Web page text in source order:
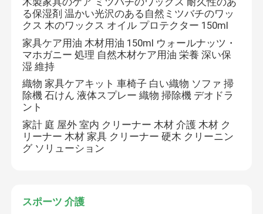
送信
る保湿剤 温かい光沢のある自然ミツバチのワッ
クス 木のワックス オイル プロテクター 150ml
家具ケア用油 木材用油 150ml ウォールナッツ・
マホガニー 処理 自然木材ケア用油 栄養 深い保
湿 維持
織物 家具ケアキット 車椅子 白い織物 ソファ 掃
除機 石けん 液体スプレー 織物 掃除機 デオドラ
ント
家計 庭 屋外 室内 クリーナー 木材 介護 木材 ク
リーナー 木材 家具 クリーナー 硬木 クリーニン
グ ソリューション
スポーツ 介護